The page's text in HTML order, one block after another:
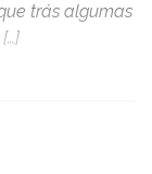
trás algumas